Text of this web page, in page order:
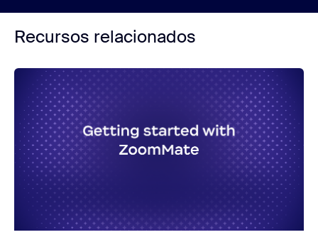
Recursos relacionados